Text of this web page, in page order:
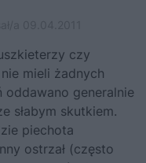
czy
mieli żadnych
generalnie
słabym skutkiem.
piechota
ostrzał (często